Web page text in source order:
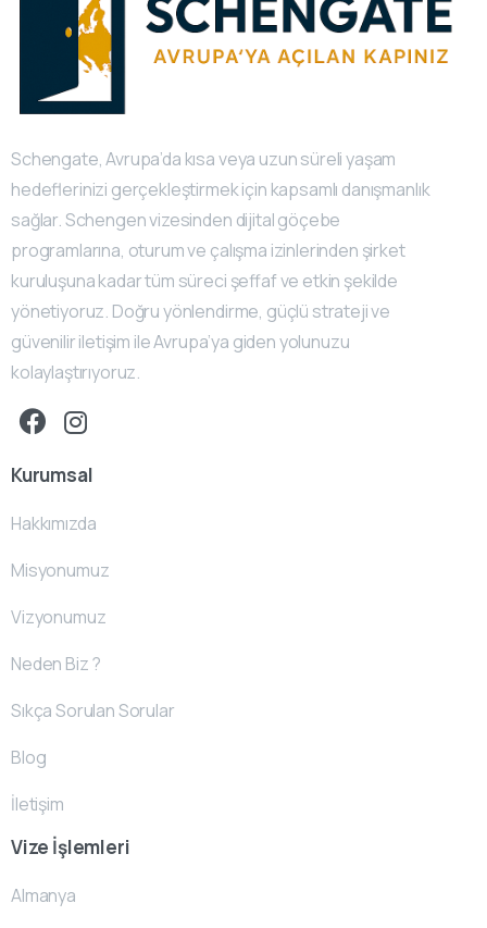
Schengate, Avrupa’da kısa veya uzun süreli yaşam
hedeflerinizi gerçekleştirmek için kapsamlı danışmanlık
sağlar. Schengen vizesinden dijital göçebe
programlarına, oturum ve çalışma izinlerinden şirket
kuruluşuna kadar tüm süreci şeffaf ve etkin şekilde
yönetiyoruz. Doğru yönlendirme, güçlü strateji ve
güvenilir iletişim ile Avrupa’ya giden yolunuzu
kolaylaştırıyoruz.
Kurumsal
Hakkımızda
Misyonumuz
Vizyonumuz
Neden Biz ?
Sıkça Sorulan Sorular
Blog
İletişim
Vize İşlemleri
Almanya